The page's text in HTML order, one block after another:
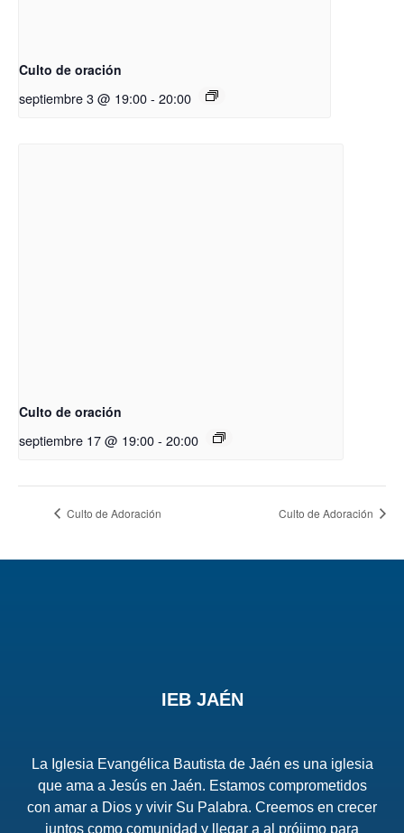
Culto de oración
septiembre 3 @ 19:00- 20:00
Culto de oración
septiembre 17 @ 19:00- 20:00
Culto de Adoración Culto de Adoración
IEB JAÉN
La Iglesia Evangélica Bautista de Jaén es una iglesia
que ama a Jesús en Jaén. Estamos comprometidos
con amar a Dios y vivir Su Palabra. Creemos en crecer
juntos como comunidad y llegar a al prójimo para